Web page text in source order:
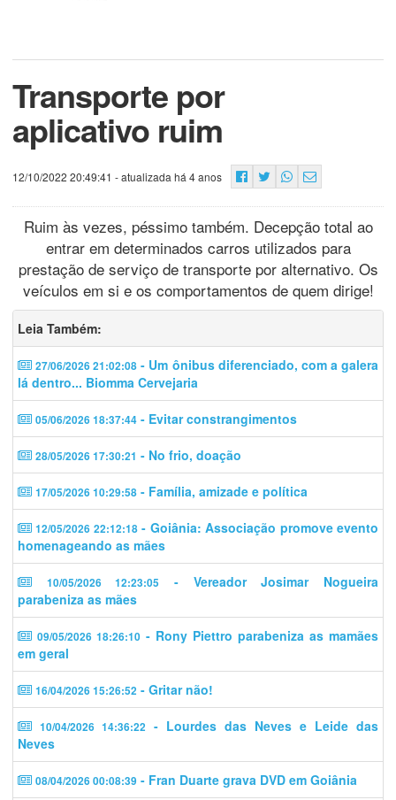
Transporte por
aplicativo ruim
12/10/2022 20:49:41 - atualizada há 4 anos
Ruim às vezes, péssimo também. Decepção total ao
entrar em determinados carros utilizados para
prestação de serviço de transporte por alternativo. Os
veículos em si e os comportamentos de quem dirige!
Leia Também:
27/06/2026 21:02:08 - Um ônibus diferenciado, com a galera
lá dentro... Biomma Cervejaria
05/06/2026 18:37:44 - Evitar constrangimentos
28/05/2026 17:30:21 - No frio, doação
17/05/2026 10:29:58 - Família, amizade e política
12/05/2026 22:12:18- Goiânia: Associação promove evento
homenageando as mães
10/05/2026 12:23:05
- Vereador Josimar Nogueira
parabeniza as mães
09/05/2026 18:26:10 - Rony Piettro parabeniza as mamães
em geral
16/04/2026 15:26:52 - Gritar não!
10/04/2026 14:36:22 - Lourdes das Neves e Leide das
Neves
08/04/2026 00:08:39 - Fran Duarte grava DVD em Goiânia